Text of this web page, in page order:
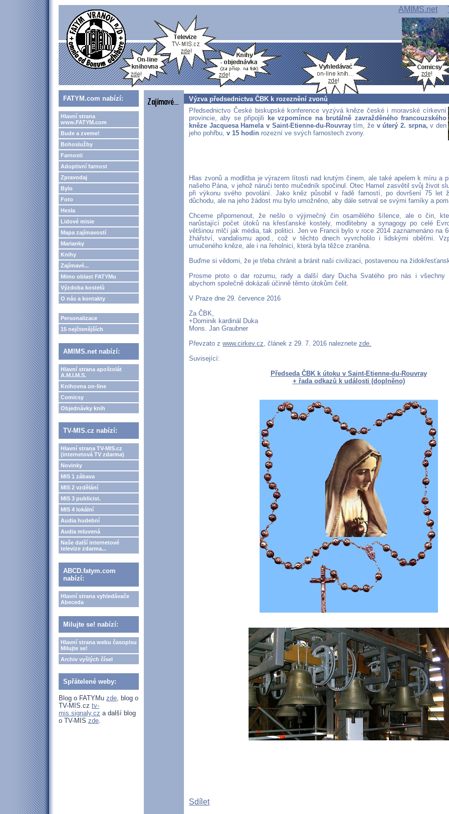
AMIMS.net
FATYM.com nabízí:
Hlavní strana
www.FATYM.com
Bude a zveme!
Bohoslužby
Farnosti
Adoptivní farnost
Zpravodaj
Bylo
Foto
Hesla
Lidové misie
Mapa zajímavostí
Marianky
Knihy
Zajímavé...
Mimo oblast FATYMu
Výzdoba kostelů
O nás a kontakty
Personalizace
15 nejčtenějších
AMIMS.net nabízí:
Hlavní strana apoštolát
A.M.I.M.S.
Knihovna on-line
Comicsy
Objednávky knih
TV-MIS.cz nabízí:
Hlavní strana TV-MIS.cz
(internetová TV zdarma)
Novinky
MIS 1 zábava
MIS 2 vzdělání
MIS 3 publicist.
MIS 4 lokální
Audia hudební
Audia mluvená
Naše další internetové
televize zdarma...
ABCD.fatym.com
nabízí:
Hlavní strana vyhledávače
Abeceda
Milujte se! nabízí:
Hlavní strana webu časopisu
Milujte se!
Archiv vyšlých čísel
Spřátelené weby:
Blog o FATYMu zde, blog o
TV-MIS.cz tv-
mis.signaly.cz a další blog
o TV-MIS zde.
Výzva předsednictva ČBK k rozeznění zvonů
Předsednictvo České biskupské konference vyzývá kněze české i moravské církevní
provincie, aby se připojili
ke vzpomínce na brutálně zavražděného francouzského
kněze Jacquesa Hamela v Saint-Etienne-du-Rouvraytím, že v úterý 2. srpna, v den
jeho pohřbu, v 15 hodin rozezní ve svých farnostech zvony.
Hlas zvonů a modlitba je výrazem lítosti nad krutým činem, ale také apelem k míru a
našeho Pána, v jehož náruči tento mučedník spočinul. Otec Hamel zasvětil svůj život
při výkonu svého povolání. Jako kněz působil v řadě farností, po dovršení 75 let
důchodu, ale na jeho žádost mu bylo umožněno, aby dále setrval se svými farníky a
Chceme připomenout, že nešlo o výjimečný čin osamělého šílence, ale o čin,
narůstající počet útoků na křesťanské kostely, modlitebny a synagogy po celé
většinou mlčí jak média, tak politici. Jen ve Francii bylo v roce 2014 zaznamenáno na
žhářství, vandalismu apod., což v těchto dnech vyvrcholilo i lidskými oběťmi.
umučeného kněze, ale i na řeholnici, která byla těžce zraněna.
Buďme si vědomi, že je třeba chránit a bránit naši civilizaci, postavenou na
Prosme proto o dar rozumu, rady a další dary Ducha Svatého pro nás i všechny
abychom společně dokázali účinně těmto útokům čelit.
V Praze dne 29. července 2016
Za ČBK,
+Dominik kardinál Duka
Mons. Jan Graubner
Převzato z www.cirkev.cz, článek z 29. 7. 2016 naleznete zde.
Suvisející:
Předseda ČBK k útoku v Saint-Etienne-du-Rouvray
+ řada odkazů k události (doplněno)
Sdílet